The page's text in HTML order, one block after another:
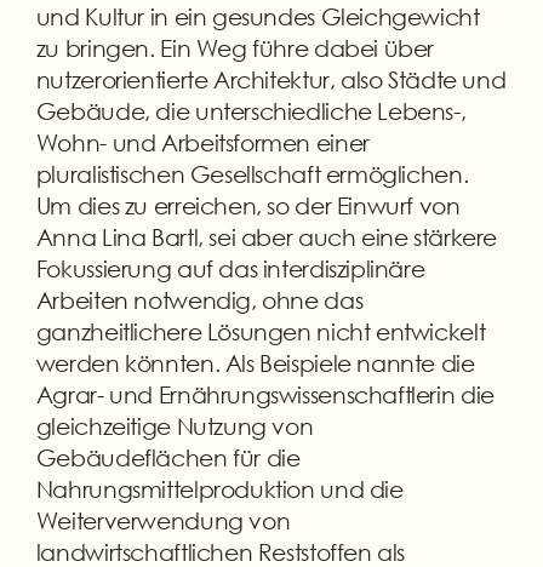
und Kultur in ein gesundes Gleichgewicht
zu bringen. Ein Weg führe dabei über
nutzerorientierte Architektur, also Städte und
Gebäude, die unterschiedliche Lebens-,
Wohn- und Arbeitsformen einer
pluralistischen Gesellschaft ermöglichen.
Um dies zu erreichen, so der Einwurf von
Anna Lina Bartl, sei aber auch eine stärkere
Fokussierung auf das interdisziplinäre
Arbeiten notwendig, ohne das
ganzheitlichere Lösungen nicht entwickelt
werden könnten. Als Beispiele nannte die
Agrar- und Ernährungswissenschaftlerin die
gleichzeitige Nutzung von
Gebäudeflächen für die
Nahrungsmittelproduktion und die
Weiterverwendung von
landwirtschaftlichen Reststoffen als